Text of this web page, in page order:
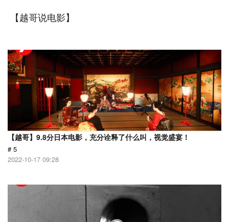
【越哥说电影】
【越哥】9.8分日本电影，充分诠释了什么叫，视觉盛宴！
# 5
2022-10-17 09:28